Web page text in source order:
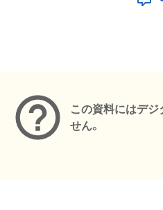
この資料にはデジ
せん。